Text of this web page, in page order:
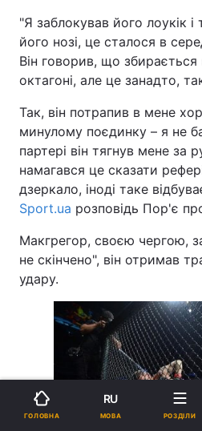
"Я заблокував його лоукік
його нозі, це сталося в
Він говорив, що
октагоні, але це занадто,
Так, він потрапив в мене
минулому поєдинку – я не
партері він тягнув мене за
намагався це сказати
дзеркало, іноді таке
Sport.ua розповідь Пор'є
Макгрегор, своєю чергою,
не скінчено", він отримав
удару.
ГОЛОВНА
RU
МОВА РОЗДІЛИ